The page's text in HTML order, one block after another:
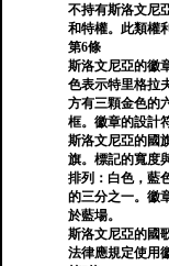
不持有斯洛文尼
和特權。此類權
第6條
斯洛文尼亞的徽
色表示特里格拉
方有三顆金色的
框。徽章的設計
斯洛文尼亞的國
旗。標記的寬度
排列：白色，藍
的三分之一。徽
於藍場。
斯洛文尼亞的國
法律應規定使用